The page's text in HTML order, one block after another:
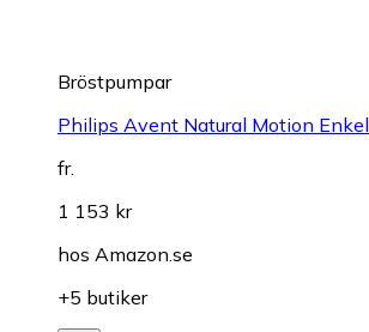
Bröstpumpar
Philips Avent Natural Motion Enkel
fr.
1 153 kr
hos Amazon.se
+5 butiker